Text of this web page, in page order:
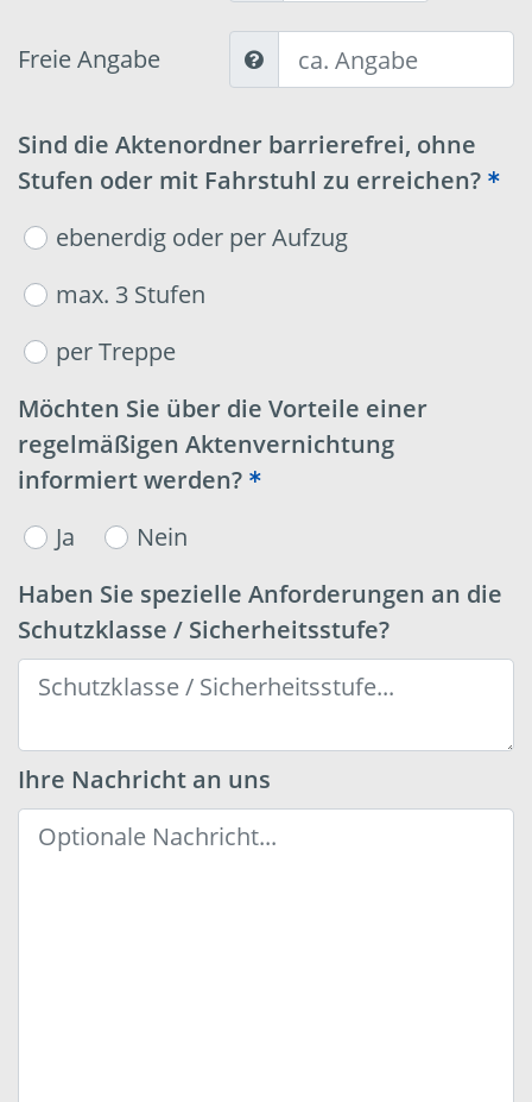
Freie Angabe
Sind die Aktenordner barrierefrei, ohne
Stufen oder mit Fahrstuhl zu erreichen?
ebenerdig oder per Aufzug
max. 3 Stufen
per Treppe
Möchten Sie über die Vorteile einer
regelmäßigen Aktenvernichtung
informiert werden?
Ja
Nein
Haben Sie spezielle Anforderungen an die
Schutzklasse / Sicherheitsstufe?
Ihre Nachricht an uns